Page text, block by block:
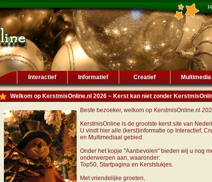
Interactief Informatief Creatief Multimedia
Welkom op KerstmisOnline.nl 2026 ~ Kerst kan niet zonder
Beste bezoeker, welkom op KerstmisOnline.nl
KerstmisOnline is de grootste kerst site van
U vindt hier alle (kerst)informatie op Interactief,
en Multimediaal gebied.
Onder het kopje "Aanbevolen" bieden wij u nog
onderwerpen aan, waaronder:
Top50, Startpagina en Kerststukjes.
Met vriendelijke groeten,